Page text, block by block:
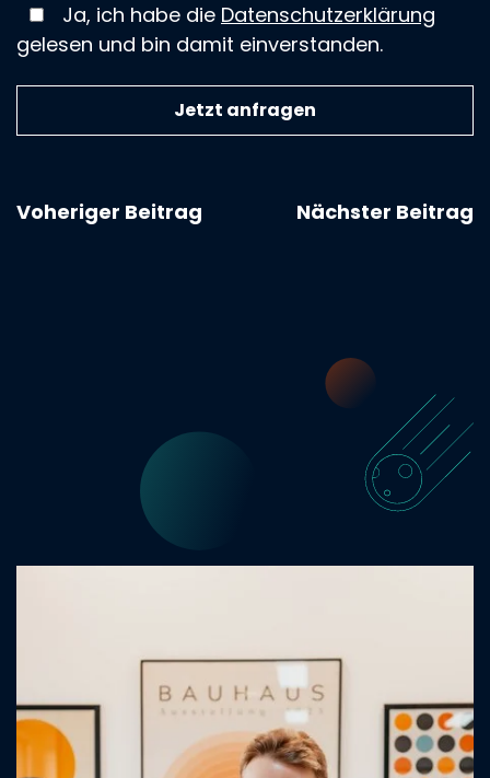
Ja, ich habe die Datenschutzerklärung
gelesen und bin damit einverstanden.
Voheriger Beitrag Nächster Beitrag